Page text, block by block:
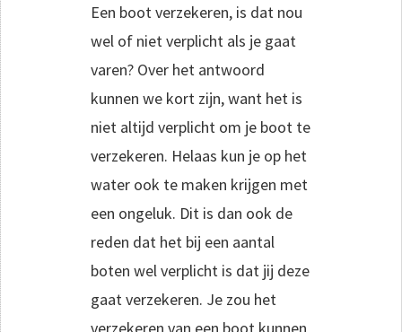
Een boot verzekeren, is dat nou
wel of niet verplicht als je gaat
varen? Over het antwoord
kunnen we kort zijn, want het is
niet altijd verplicht om je boot te
verzekeren. Helaas kun je op het
water ook te maken krijgen met
een ongeluk. Dit is dan ook de
reden dat het bij een aantal
boten wel verplicht is dat jij deze
gaat verzekeren. Je zou het
verzekeren van een boot kunnen